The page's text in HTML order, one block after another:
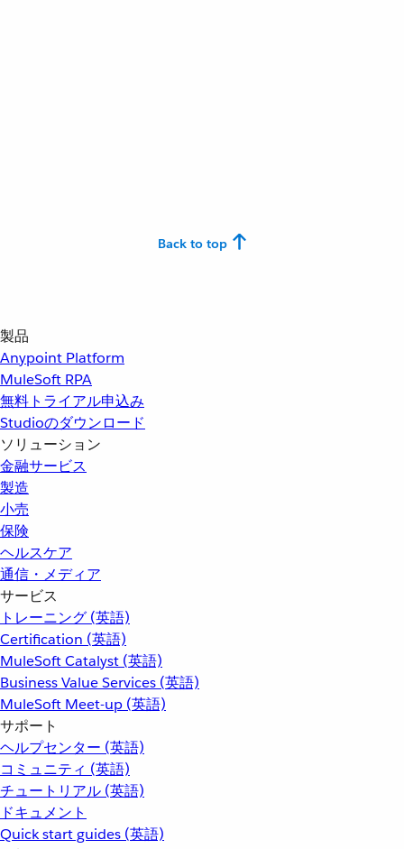
Back to top
製品
Anypoint Platform
MuleSoft RPA
無料トライアル申込み
Studioのダウンロード
ソリューション
金融サービス
製造
小売
保険
ヘルスケア
通信・メディア
サービス
トレーニング (英語)
Certification (英語)
MuleSoft Catalyst (英語)
Business Value Services (英語)
MuleSoft Meet-up (英語)
サポート
ヘルプセンター (英語)
コミュニティ (英語)
チュートリアル (英語)
ドキュメント
Quick start guides (英語)